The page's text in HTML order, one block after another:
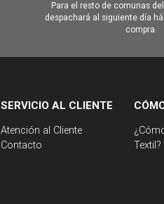
Para el resto de comunas
despachará al siguiente día
compra.
SERVICIO AL CLIENTE
Atención al Cliente
Contacto
Textil?